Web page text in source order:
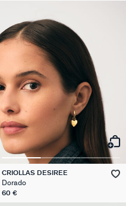
CRIOLLAS DESIREE
Dorado
60 €